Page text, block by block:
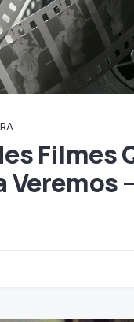
Filmes
Veremos